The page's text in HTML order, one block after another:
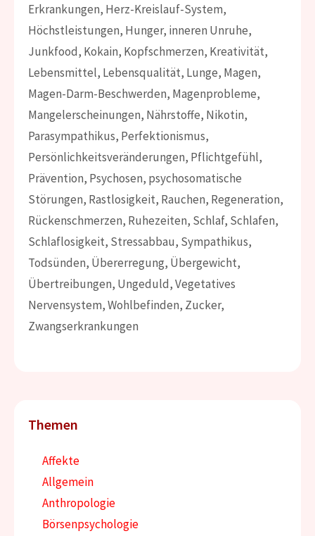
Erkrankungen, Herz-Kreislauf-System,
Höchstleistungen, Hunger, inneren Unruhe,
Junkfood, Kokain, Kopfschmerzen, Kreativität,
Lebensmittel, Lebensqualität, Lunge, Magen,
Magen-Darm-Beschwerden, Magenprobleme,
Mangelerscheinungen, Nährstoffe, Nikotin,
Parasympathikus, Perfektionismus,
Persönlichkeitsveränderungen, Pflichtgefühl,
Prävention, Psychosen, psychosomatische
Störungen, Rastlosigkeit, Rauchen, Regeneration,
Rückenschmerzen, Ruhezeiten, Schlaf, Schlafen,
Schlaflosigkeit, Stressabbau, Sympathikus,
Todsünden, Übererregung, Übergewicht,
Übertreibungen, Ungeduld,Vegetatives
Nervensystem,Wohlbefinden, Zucker,
Zwangserkrankungen
Themen
Affekte
Allgemein
Anthropologie
Börsenpsychologie